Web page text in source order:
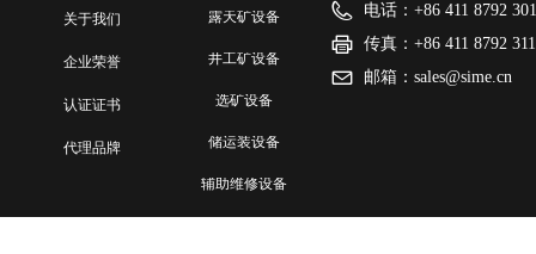
电话： +86 411 8792
传真： +86 411 8792
邮箱： sales@sime.cn
网站首页
关于我们
关于我们
企业荣誉
企业荣誉
认证证书
认证证书
代理品牌
露天矿设备
井工矿设备
选矿设备
储运装设备
辅助维修设备